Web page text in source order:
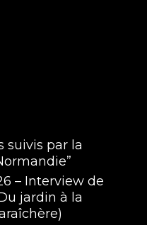
suivis par la
– Interview de
jardin à la